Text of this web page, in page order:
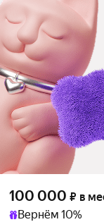
100 000 ₽ в
Вернём 10%